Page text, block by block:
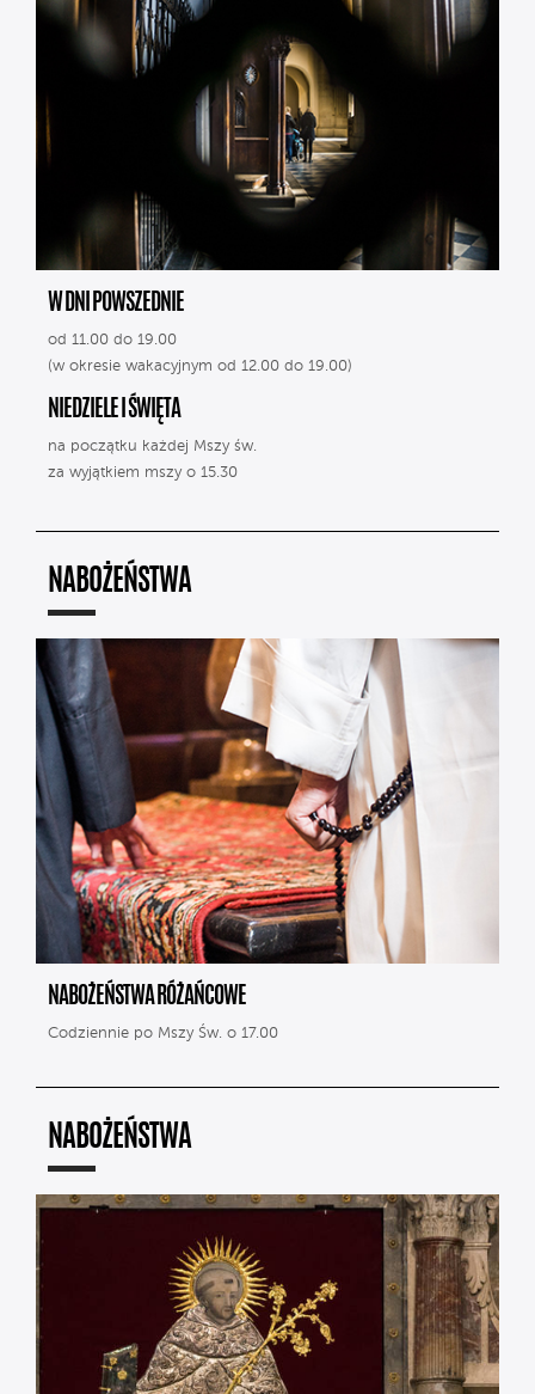
W DNI POWSZEDNIE
od 11.00 do 19.00
(w okresie wakacyjnym od 12.00 do 19.00)
NIEDZIELE I ŚWIĘTA
na początku każdej Mszy św.
za wyjątkiem mszy o 15.30
NABOŻEŃSTWA
NABOŻEŃSTWA RÓŻAŃCOWE
Codziennie po Mszy Św. o 17.00
NABOŻEŃSTWA